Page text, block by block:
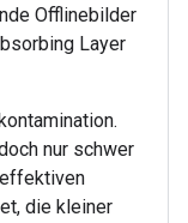
Offlinebilder
Layer
nur schwer
die kleiner